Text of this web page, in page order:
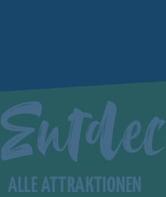
ALLE ATTRAKTIONEN